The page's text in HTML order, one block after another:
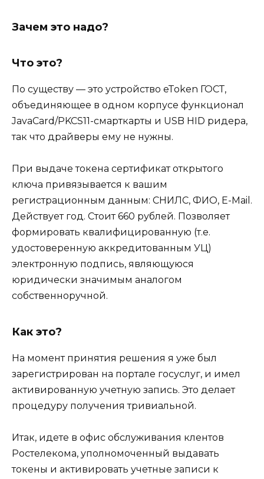
Зачем это надо?
Что это?
По существу — это устройство eToken ГОСТ,
объединяющее в одном корпусе функционал
JavaCard/PKCS11-смарткарты и USB HID ридера,
так что драйверы ему не нужны.
При выдаче токена сертификат открытого
ключа привязывается к вашим
регистрационным данным: СНИЛС, ФИО, E-Mail.
Действует год. Стоит 660 рублей. Позволяет
формировать квалифицированную (т.е.
удостоверенную аккредитованным УЦ)
электронную подпись, являющуюся
юридически значимым аналогом
собственноручной.
Как это?
На момент принятия решения я уже был
зарегистрирован на портале госуслуг, и имел
активированную учетную запись. Это делает
процедуру получения тривиальной.
Итак, идете в офис обслуживания клентов
Ростелекома, уполномоченный выдавать
токены и активировать учетные записи к